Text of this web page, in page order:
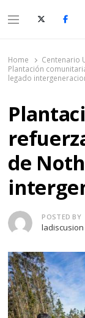
Menu
Home
Centenario
Plantación
legado
de
Author
POSTED BY
ladiscusion